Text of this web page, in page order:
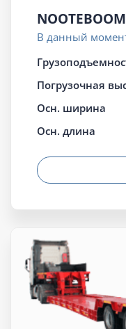
В данный момент
Погрузочная
Осн. ширина
Осн. длина